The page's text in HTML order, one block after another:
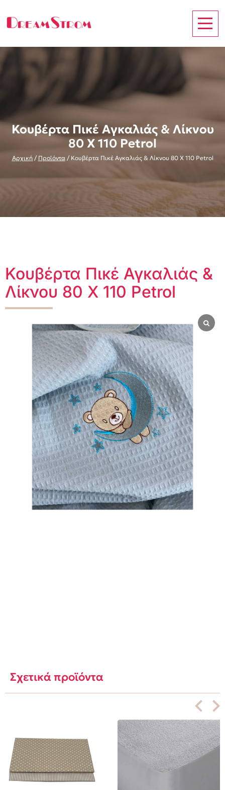
Κουβέρτα Πικέ Αγκαλιάς & Λίκνου
80 Χ 110 Petrol
Αρχική/ Προϊόντα/ Κουβέρτα Πικέ Αγκαλιάς & Λίκνου 80 Χ 110 Petrol
Κουβέρτα Πικέ Αγκαλιάς &
Λίκνου 80 Χ 110 Petrol
Σχετικά προϊόντα